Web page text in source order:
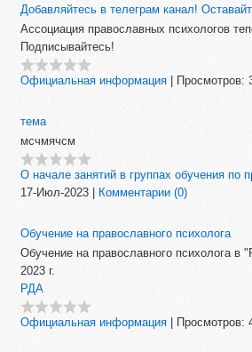
Добавляйтесь в телеграм канал!
Ассоциация православных психологов
Подписывайтесь!
Официальная информация Просмотров:
тема
мсчмячсм
О начале занятий в группах обучения по
17-Июл-2023
Комментарии (0)
Обучение на православного психолога
Обучение на православного психолога в
2023 г.
РДА
Официальная информация Просмотров: